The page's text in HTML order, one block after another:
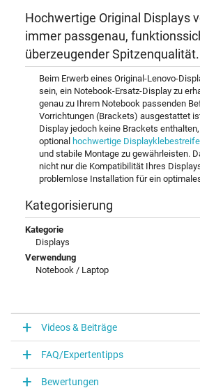
Hochwertige Original Displays
immer passgenau,
überzeugender Spitzenqualität.
Beim Erwerb eines Original-Lenovo-
sein, ein Notebook-Ersatz-Display zu
genau zu Ihrem Notebook passenden
Vorrichtungen (Brackets) ausgestattet
Display jedoch keine Brackets
optional hochwertige
und stabile Montage zu gewährleisten.
nicht nur die Kompatibilität Ihres
problemlose Installation für ein
Kategorisierung
Kategorie
Displays
Verwendung
Notebook / Laptop
Videos & Beiträge
FAQ/Expertentipps
Bewertungen